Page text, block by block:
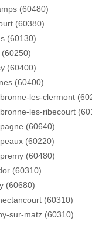
(60480)
(60380)
(60130)
(60250)
(60400)
(60400)
les-clermont
les-ribecourt
(60640)
(60220)
(60480)
(60310)
(60680)
(60310)
sur-matz (60310)